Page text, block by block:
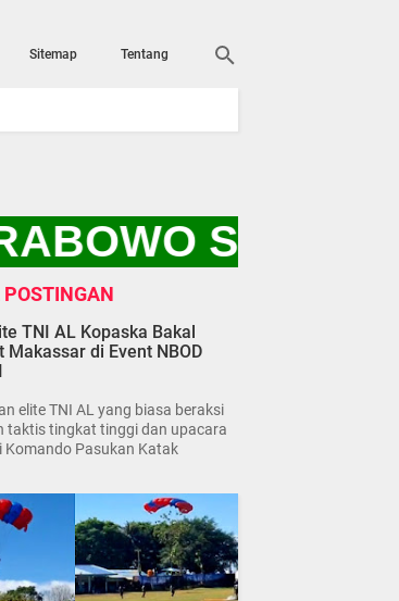
Sitemap Tentang
TNI AL Kopaska Bakal
Makassar di Event NBOD
elite TNI AL yang biasa beraksi
taktis tingkat tinggi dan upacara
Komando Pasukan Katak